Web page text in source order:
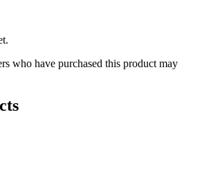
who have purchased this product may